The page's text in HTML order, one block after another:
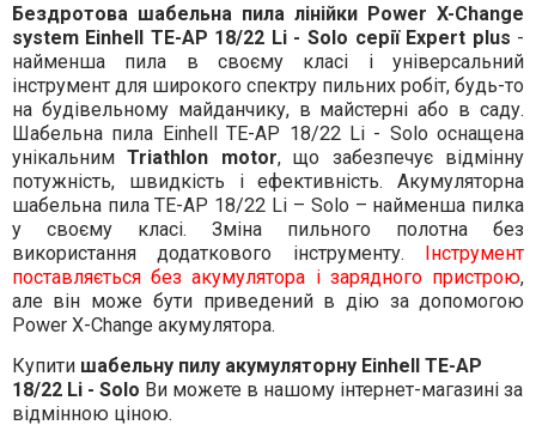
Бездротова шабельна пила лінійки Power X-Change
system Einhell TE-AP 18/22 Li - Solo серії Expert plus -
найменша пила в своєму класі і універсальний
інструмент для широкого спектру пильних робіт, будь-то
на будівельному майданчику, в майстерні або в саду.
Шабельна пила Einhell TE-AP 18/22 Li - Solo оснащена
унікальнимTriathlon motor, що забезпечує відмінну
потужність, швидкість і ефективність. Акумуляторна
шабельна пила TE-AP 18/22 Li – Solo – найменша пилка
у своєму класі. Зміна пильного полотна без
використання додаткового інструменту. Інструмент
поставляється без акумулятора і зарядного пристрою,
але він може бути приведений в дію за допомогою
Power X-Change акумулятора.
Купити шабельну пилу акумуляторну Einhell TE-AP
18/22 Li - Solo Ви можете в нашому інтернет-магазині за
відмінною ціною.